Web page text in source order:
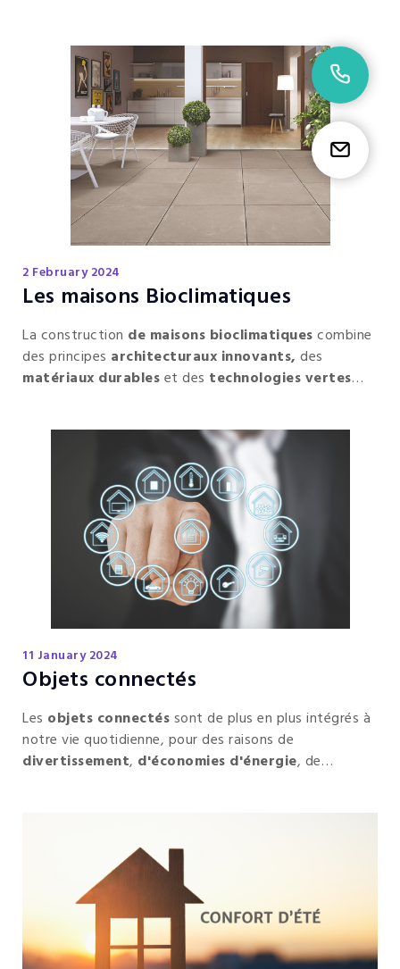
2 February 2024
Les maisons Bioclimatiques
La construction de maisons bioclimatiquescombine
des principes architecturaux innovants, des
matériaux durableset des technologies vertes
11 January 2024
Objets connectés
Les objets connectéssont de plus en plus intégrés à
notre vie quotidienne, pour des raisons de
divertissement, d'économies d'énergie, de